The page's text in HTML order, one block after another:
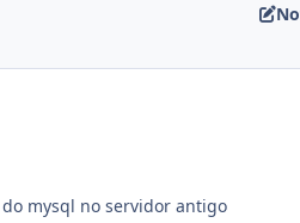
mysql no servidor antigo